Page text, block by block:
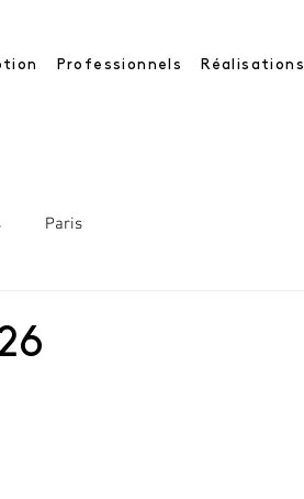
Professionnels Réalisations
Paris